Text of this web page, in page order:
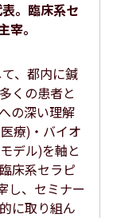
。臨床系セ
宰。
、都内に鍼
くの患者と
の深い理解
療)・バイオ
デル)を軸と
床系セラピ
し、セミナー
に取り組ん